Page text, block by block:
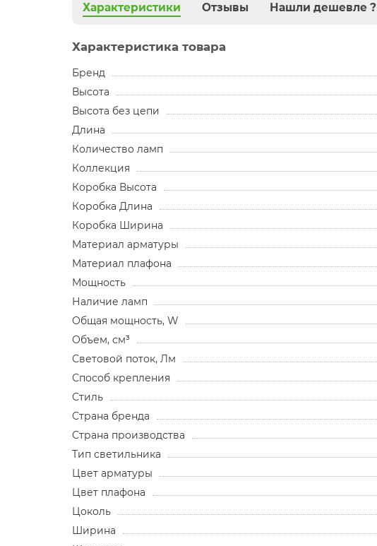
Характеристики Отзывы Нашли дешевле ?
Характеристика товара
Бренд
Высота
Высота без цепи
Длина
Количество ламп
Коллекция
Коробка Высота
Коробка Длина
Коробка Ширина
Материал арматуры
Материал плафона
Мощность
Наличие ламп
Общая мощность, W
Объем, см³
Световой поток, Лм
Способ крепления
Стиль
Страна бренда
Страна производства
Тип светильника
Цвет арматуры
Цвет плафона
Цоколь
Ширина